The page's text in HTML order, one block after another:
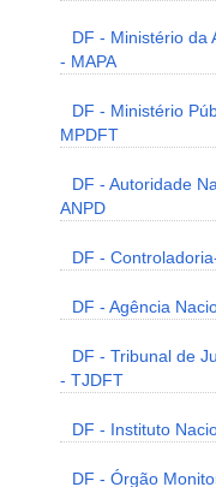
DF - Ministério da
- MAPA
DF - Ministério
MPDFT
DF - Autoridade
ANPD
DF -
DF - Agência
DF - Tribunal de
- TJDFT
DF - Instituto
DF - Órgão